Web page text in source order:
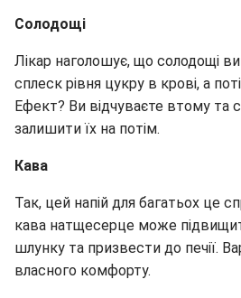
Солодощі
Лікар наголошує, що солодощі
сплеск рівня цукру в крові, а
Ефект? Ви відчуваєте втому та
залишити їх на потім.
Кава
Так, цей напій для багатьох це
кава натщесерце може
шлунку та призвести до печії.
власного комфорту.